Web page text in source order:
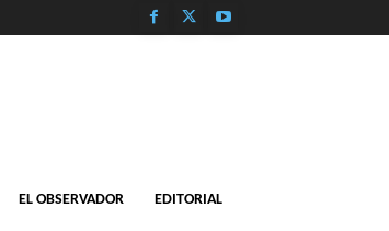
EL OBSERVADOR EDITORIAL